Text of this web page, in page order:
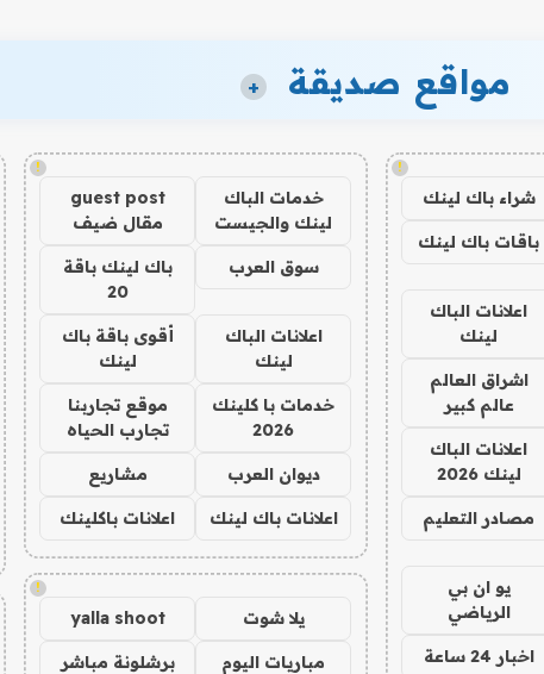
مواقع صديقة +
!
شراء باك لينك
باقات باك لينك
اعلانات الباك
لينك
اشراق العالم
عالم كبير
اعلانات الباك
لينك 2026
مصادر التعليم
يو ان بي
الرياضي
اخبار 24 ساعة
!
خدمات الباك
لينك والجيست
guest post
مقال ضيف
سوق العرب
باك لينك باقة
20
اعلانات الباك
لينك
أقوى باقة باك
لينك
خدمات با كلينك
2026
موقع تجاربنا
تجارب الحياه
ديوان العرب مشاريع
اعلانات باك لينك اعلانات باكلينك
!
يلا شوت yalla shoot
مباريات اليوم
برشلونة مباشر